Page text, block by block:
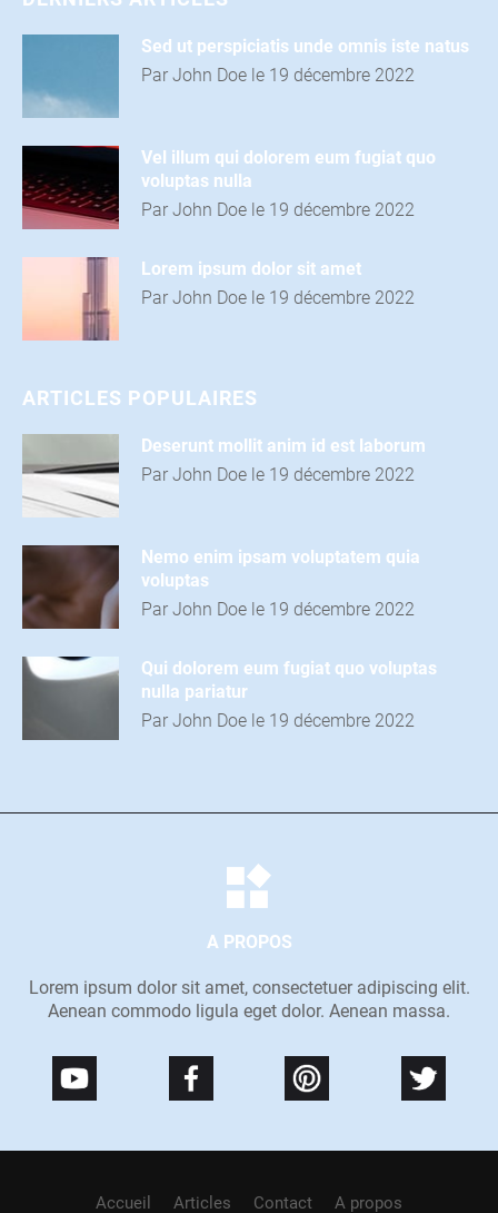
Sed ut perspiciatis unde omnis iste natus
Par John Doe le 19 décembre 2022
Vel illum qui dolorem eum fugiat quo
voluptas nulla
Par John Doe le 19 décembre 2022
Lorem ipsum dolor sit amet
Par John Doe le 19 décembre 2022
ARTICLES POPULAIRES
Deserunt mollit anim id est laborum
Par John Doe le 19 décembre 2022
Nemo enim ipsam voluptatem quia
voluptas
Par John Doe le 19 décembre 2022
Qui dolorem eum fugiat quo voluptas
nulla pariatur
Par John Doe le 19 décembre 2022
A PROPOS
Lorem ipsum dolor sit amet, consectetuer adipiscing elit.
Aenean commodo ligula eget dolor. Aenean massa.
Accueil Articles Contact A propos